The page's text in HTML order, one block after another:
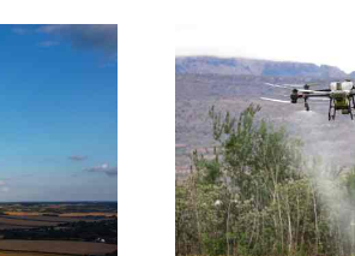
ลดต้นทุนและ
ผลิต
โดรนถ่า
เปรียบ
ตั้งแต่